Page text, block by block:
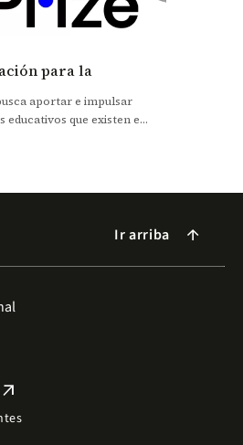
para la
aportar e impulsar
educativos que existen en
Ir arriba arrow_forward
arrow_outward